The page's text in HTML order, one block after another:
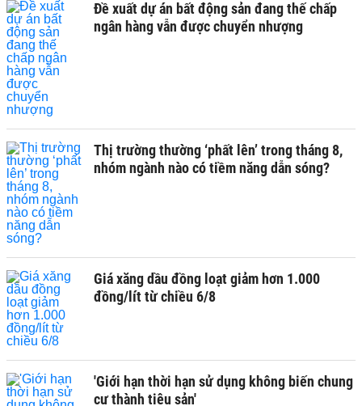
Đề xuất dự án bất động sản đang thế chấp
ngân hàng vẫn được chuyển nhượng
Thị trường thường ‘phất lên’ trong tháng 8,
nhóm ngành nào có tiềm năng dẫn sóng?
Giá xăng dầu đồng loạt giảm hơn 1.000
đồng/lít từ chiều 6/8
'Giới hạn thời hạn sử dụng không biến chung
cư thành tiêu sản'